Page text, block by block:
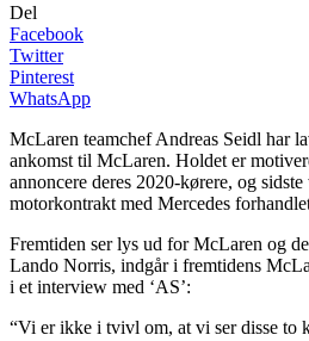
Del
Facebook
Twitter
Pinterest
WhatsApp
McLaren teamchef Andreas Seidl har
ankomst til McLaren. Holdet er
annoncere deres 2020-kørere, og
motorkontrakt med Mercedes
Fremtiden ser lys ud for McLaren og
Lando Norris, indgår i fremtidens
i et interview med ‘AS’:
“Vi er ikke i tvivl om, at vi ser disse to